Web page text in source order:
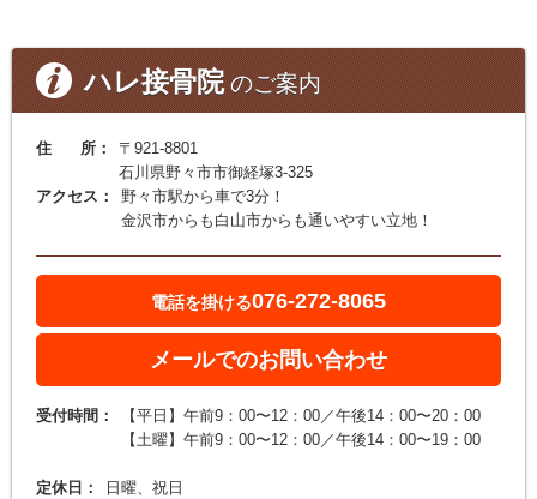
ハレ接骨院 のご案内
住 所：
〒921-8801
石川県野々市市御経塚3-325
アクセス：
野々市駅から車で3分！
金沢市からも白山市からも通いやすい立地！
電話を掛ける076-272-8065
メールでのお問い合わせ
受付時間：
【平日】午前9：00〜12：00／午後14：00〜20：00
【土曜】午前9：00〜12：00／午後14：00〜19：00
定休日： 日曜、祝日